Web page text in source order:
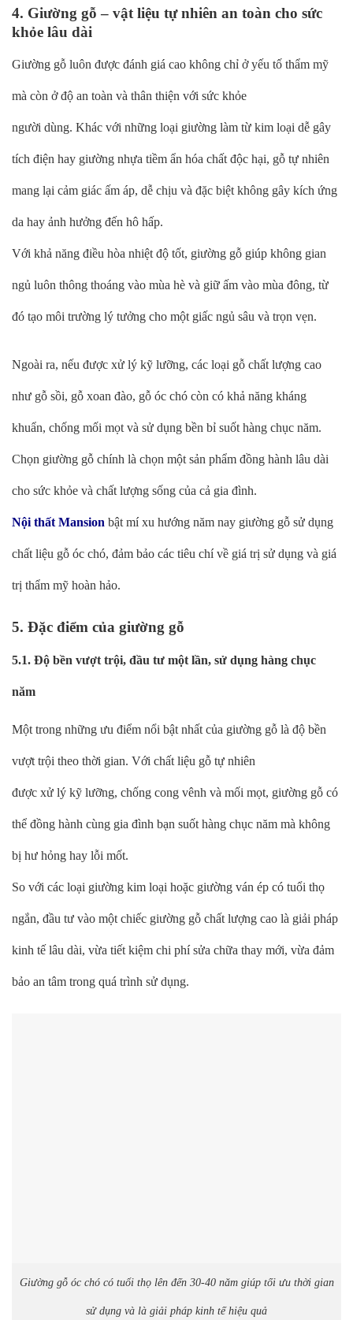
4. Giường gỗ – vật liệu tự nhiên an toàn cho sức
khỏe lâu dài
Giường gỗ luôn được đánh giá cao không chỉ ở yếu tố thẩm mỹ
mà còn ở độ an toàn và thân thiện với sức khỏe
người dùng. Khác với những loại giường làm từ kim loại dễ gây
tích điện hay giường nhựa tiềm ẩn hóa chất độc hại, gỗ tự nhiên
mang lại cảm giác ấm áp, dễ chịu và đặc biệt không gây kích ứng
da hay ảnh hưởng đến hô hấp.
Với khả năng điều hòa nhiệt độ tốt, giường gỗ giúp không gian
ngủ luôn thông thoáng vào mùa hè và giữ ấm vào mùa đông, từ
đó tạo môi trường lý tưởng cho một giấc ngủ sâu và trọn vẹn.
Ngoài ra, nếu được xử lý kỹ lưỡng, các loại gỗ chất lượng cao
như gỗ sồi, gỗ xoan đào, gỗ óc chó còn có khả năng kháng
khuẩn, chống mối mọt và sử dụng bền bỉ suốt hàng chục năm.
Chọn giường gỗ chính là chọn một sản phẩm đồng hành lâu dài
cho sức khỏe và chất lượng sống của cả gia đình.
Nội thất Mansion bật mí xu hướng năm nay giường gỗ sử dụng
chất liệu gỗ óc chó, đảm bảo các tiêu chí về giá trị sử dụng và giá
trị thẩm mỹ hoàn hảo.
5. Đặc điểm của giường gỗ
5.1. Độ bền vượt trội, đầu tư một lần, sử dụng hàng chục
năm
Một trong những ưu điểm nổi bật nhất của giường gỗ là độ bền
vượt trội theo thời gian. Với chất liệu gỗ tự nhiên
được xử lý kỹ lưỡng, chống cong vênh và mối mọt, giường gỗ có
thể đồng hành cùng gia đình bạn suốt hàng chục năm mà không
bị hư hỏng hay lỗi mốt.
So với các loại giường kim loại hoặc giường ván ép có tuổi thọ
ngắn, đầu tư vào một chiếc giường gỗ chất lượng cao là giải pháp
kinh tế lâu dài, vừa tiết kiệm chi phí sửa chữa thay mới, vừa đảm
bảo an tâm trong quá trình sử dụng.
Giường gỗ óc chó có tuổi thọ lên đến 30-40 năm giúp tối ưu thời gian
sử dụng và là giải pháp kinh tế hiệu quả